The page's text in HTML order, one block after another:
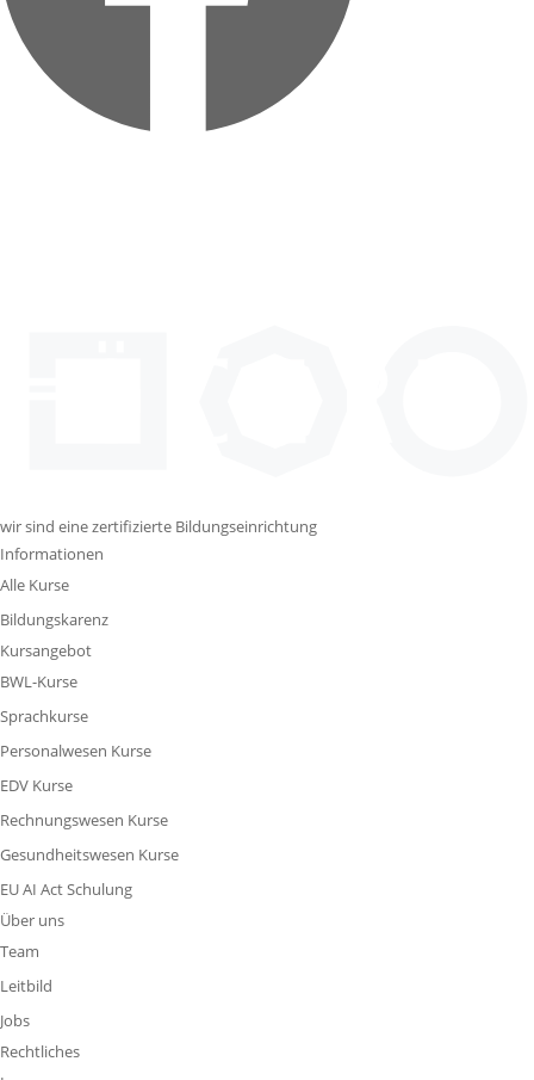
wir sind eine zertifizierte Bildungseinrichtung
Informationen
Alle Kurse
Bildungskarenz
Kursangebot
BWL-Kurse
Sprachkurse
Personalwesen Kurse
EDV Kurse
Rechnungswesen Kurse
Gesundheitswesen Kurse
EU AI Act Schulung
Über uns
Team
Leitbild
Jobs
Rechtliches